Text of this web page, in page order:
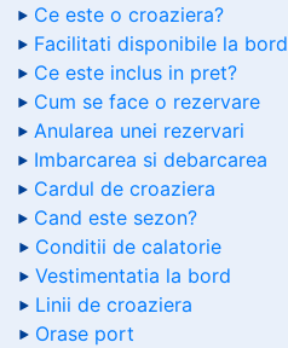
Ce este o croaziera?
Facilitati disponibile la bord
Ce este inclus in pret?
Cum se face o rezervare
Anularea unei rezervari
Imbarcarea si debarcarea
Cardul de croaziera
Cand este sezon?
Conditii de calatorie
Vestimentatia la bord
Linii de croaziera
Orase port